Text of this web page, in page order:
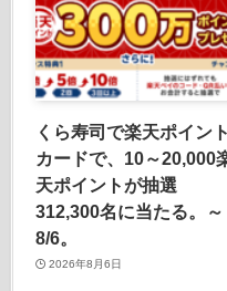
くら寿司で楽天ポイント
カードで、10～20,000
天ポイントが抽選
312,300名に当たる。～
8/6。
2026年8月6日